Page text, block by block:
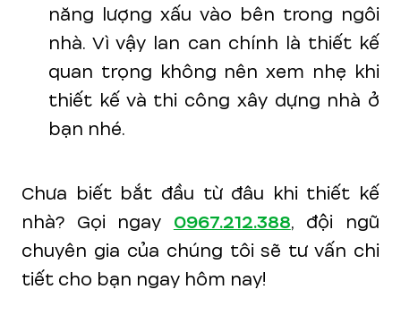
năng lượng xấu vào bên trong ngôi
nhà. Vì vậy lan can chính là thiết kế
quan trọng không nên xem nhẹ khi
thiết kế và thi công xây dựng nhà ở
bạn nhé.
Chưa biết bắt đầu từ đâu khi thiết kế
nhà? Gọi ngay0967.212.388, đội ngũ
chuyên gia của chúng tôi sẽ tư vấn chi
tiết cho bạn ngay hôm nay!